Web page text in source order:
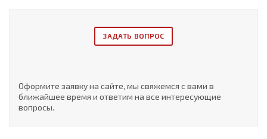
ЗАДАТЬ ВОПРОС
Оформите заявку на сайте, мы свяжемся с вами в
ближайшее время и ответим на все интересующие
вопросы.